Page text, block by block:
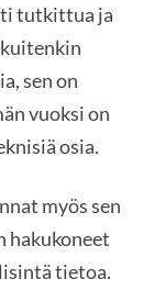
tutkittua ja
sen on
vuoksi on
osia.
myös sen
hakukoneet
tietoa.